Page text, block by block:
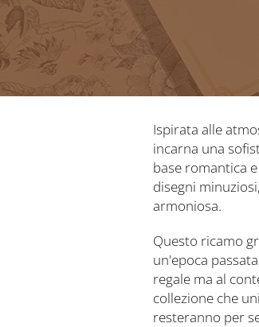
Ispirata alle
incarna una
base romantica
disegni
armoniosa.
Questo ricamo
un'epoca
regale ma al
collezione che
resteranno per